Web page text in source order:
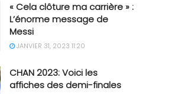
« Cela clôture ma carrière » :
L’énorme message de
Messi
JANVIER 31, 2023 11:20
CHAN 2023: Voici les
affiches des demi-finales